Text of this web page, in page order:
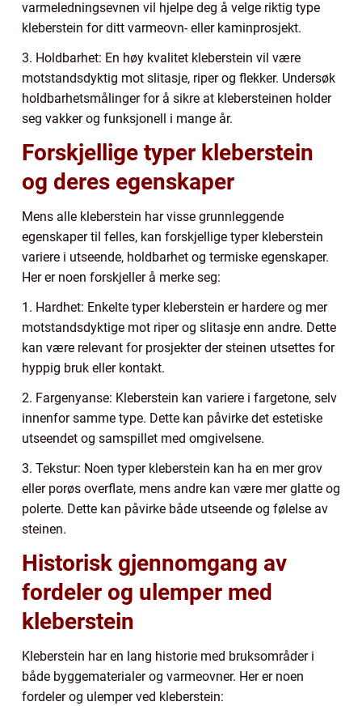
varmeledningsevnen vil hjelpe deg å velge riktig type
kleberstein for ditt varmeovn- eller kaminprosjekt.
3. Holdbarhet: En høy kvalitet kleberstein vil være
motstandsdyktig mot slitasje, riper og flekker. Undersøk
holdbarhetsmålinger for å sikre at klebersteinen holder
seg vakker og funksjonell i mange år.
Forskjellige typer kleberstein
og deres egenskaper
Mens alle kleberstein har visse grunnleggende
egenskaper til felles, kan forskjellige typer kleberstein
variere i utseende, holdbarhet og termiske egenskaper.
Her er noen forskjeller å merke seg:
1. Hardhet: Enkelte typer kleberstein er hardere og mer
motstandsdyktige mot riper og slitasje enn andre. Dette
kan være relevant for prosjekter der steinen utsettes for
hyppig bruk eller kontakt.
2. Fargenyanse: Kleberstein kan variere i fargetone, selv
innenfor samme type. Dette kan påvirke det estetiske
utseendet og samspillet med omgivelsene.
3. Tekstur: Noen typer kleberstein kan ha en mer grov
eller porøs overflate, mens andre kan være mer glatte og
polerte. Dette kan påvirke både utseende og følelse av
steinen.
Historisk gjennomgang av
fordeler og ulemper med
kleberstein
Kleberstein har en lang historie med bruksområder i
både byggematerialer og varmeovner. Her er noen
fordeler og ulemper ved kleberstein: